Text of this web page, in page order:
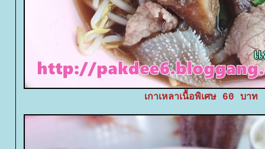
เกาเหลาเนื้อพิเศษ 60 บาท